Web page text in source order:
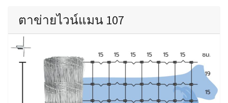
ตาข่ายไวน์แมน 107